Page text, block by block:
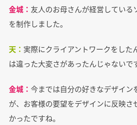
金城： 友人のお母さんが経営している
を制作しました。
天： 実際にクライアントワークをした
は違った大変さがあったんじゃないで
金城： 今までは自分の好きなデザイン
が、お客様の要望をデザインに反映さ
かったですね。